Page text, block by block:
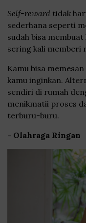
Self-reward tidak
sederhana seperti
sudah bisa
sering kali memberi
Kamu bisa
kamu inginkan.
sendiri di rumah
menikmatii proses
terburu-buru.
- Olahraga Ringan